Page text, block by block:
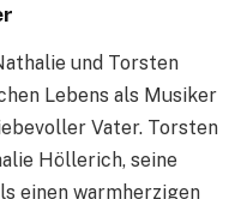
und Torsten
Lebens als Musiker
Vater. Torsten
Höllerich, seine
einen warmherzigen